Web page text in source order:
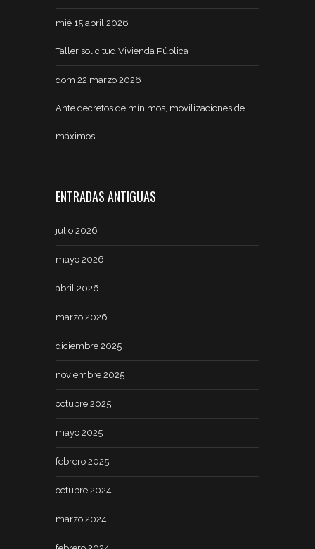
mié 15 abril 2026
Taller solicitud Vivienda Pública
dom 22 marzo 2026
Ante decretos de mínimos, movilizaciones de
máximos
ENTRADAS ANTIGUAS
julio 2026
mayo 2026
abril 2026
marzo 2026
diciembre 2025
noviembre 2025
octubre 2025
mayo 2025
febrero 2025
octubre 2024
marzo 2024